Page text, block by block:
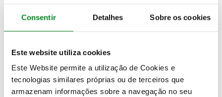
Consentir Detalhes Sobre os cookies
Este website utiliza cookies
Este Website permite a utilização de Cookies e
tecnologias similares próprias ou de terceiros que
armazenam informações sobre a navegação no seu
A estreia danova marca de performance eléctrica
exposição pública do seu primeiro automóvel, o
Polestar 1, um modelo GT Hybrid de alta
performance, com 600cv e 1.000 Nm de binário
Este coupé consegue percorrer 150 km em modo